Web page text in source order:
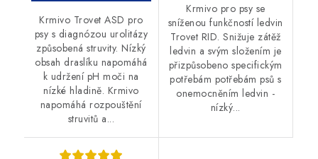
Krmivo Trovet ASD pro
psy s diagnózou urolitázy
způsobená struvity. Nízký
obsah draslíku napomáhá
k udržení pH moči na
nízké hladině. Krmivo
napomáhá rozpouštění
struvitů a...
Krmivo pro psy se
sníženou funkčností ledvin
Trovet RID. Snižuje zátěž
ledvin a svým složením je
přizpůsobeno specifickým
potřebám potřebám psů s
onemocněním ledvin -
nízký...